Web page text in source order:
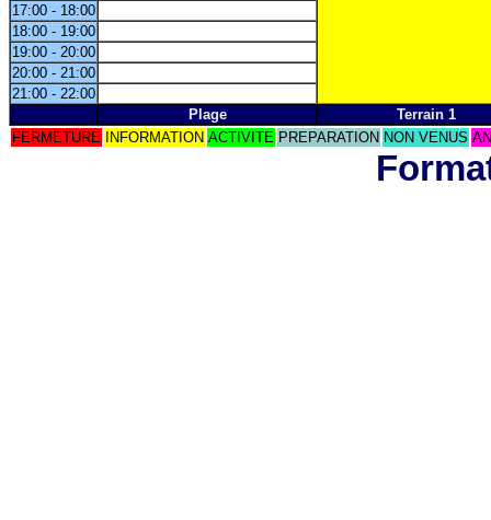
17:00 - 18:00
18:00 - 19:00
19:00 - 20:00
20:00 - 21:00
21:00 - 22:00
Plage
Terrain 1
FERMETURE
INFORMATION ACTIVITE PREPARATION NON VENUS